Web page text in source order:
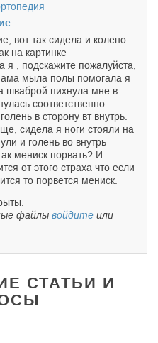
вот так сидела и колено
на картинке
я , подскажите пожалуйста,
мыла полы помогала я
шваброй пихнула мне в
соответственно
в сторону вт внутрь.
сидела я ноги стояли на
и голень во внутрь
мениск порвать? И
от этого страха что если
то порвется мениск.
файлы войдите или
СТАТЬИ И